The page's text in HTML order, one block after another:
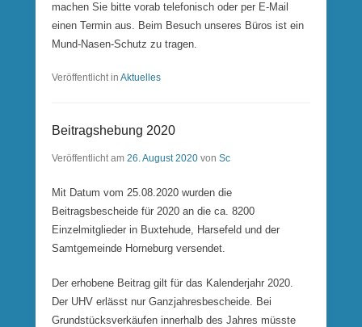
machen Sie bitte vorab telefonisch oder per E-Mail
einen Termin aus. Beim Besuch unseres Büros ist ein
Mund-Nasen-Schutz zu tragen.
Veröffentlicht in Aktuelles
Beitragshebung 2020
Veröffentlicht am 26. August 2020 von Sc
Mit Datum vom 25.08.2020 wurden die
Beitragsbescheide für 2020 an die ca. 8200
Einzelmitglieder in Buxtehude, Harsefeld und der
Samtgemeinde Horneburg versendet.
Der erhobene Beitrag gilt für das Kalenderjahr 2020.
Der UHV erlässt nur Ganzjahresbescheide. Bei
Grundstücksverkäufen innerhalb des Jahres müsste